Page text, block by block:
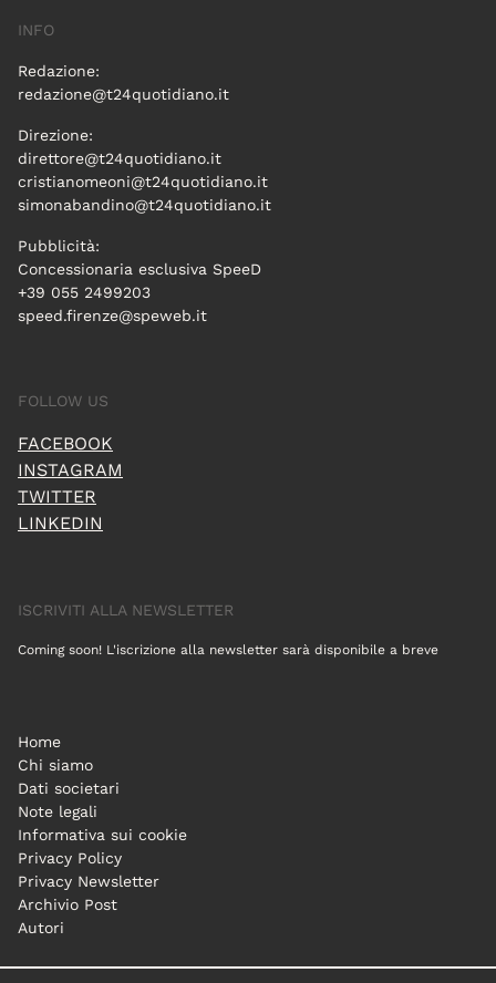
INFO
Redazione:
redazione@t24quotidiano.it
Direzione:
direttore@t24quotidiano.it
cristianomeoni@t24quotidiano.it
simonabandino@t24quotidiano.it
Pubblicità:
Concessionaria esclusiva SpeeD
+39 055 2499203
speed.firenze@speweb.it
FOLLOW US
FACEBOOK
INSTAGRAM
TWITTER
LINKEDIN
ISCRIVITI ALLA NEWSLETTER
Coming soon! L'iscrizione alla newsletter sarà disponibile a breve
Home
Chi siamo
Dati societari
Note legali
Informativa sui cookie
Privacy Policy
Privacy Newsletter
Archivio Post
Autori